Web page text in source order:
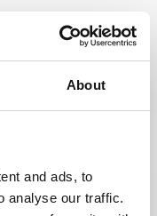
About
and ads, to
analyse our traffic.
Artikel über
veröffentlicht:
die eigene
Denn wenn
den Klang seiner